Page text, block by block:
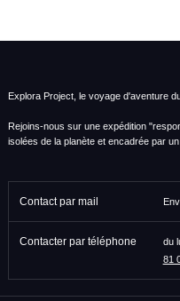
Explora Project, le voyage d'aventure
Rejoins-nous sur une expédition
isolées de la planète et encadrée par
Contact par mail
Contacter par téléphone du
81